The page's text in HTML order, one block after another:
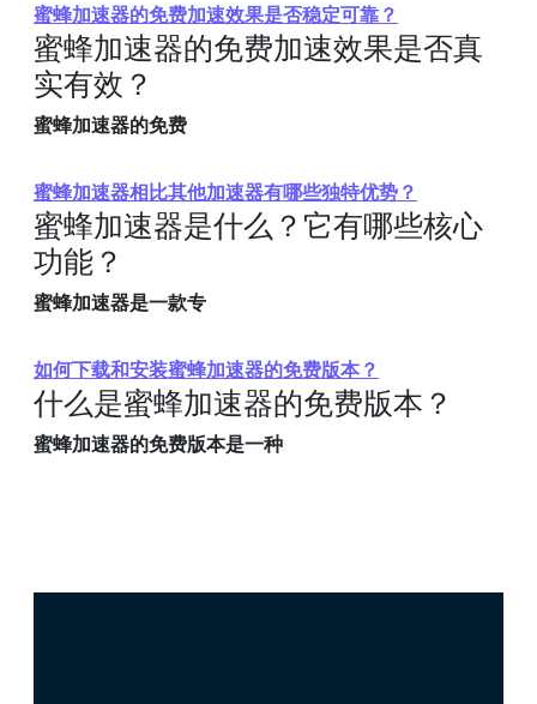
蜜蜂加速器的免费加速效果是否稳定可靠？
蜜蜂加速器的免费加速效果是否真
实有效？
蜜蜂加速器的免费
蜜蜂加速器相比其他加速器有哪些独特优势？
蜜蜂加速器是什么？它有哪些核心
功能？
蜜蜂加速器是一款专
如何下载和安装蜜蜂加速器的免费版本？
什么是蜜蜂加速器的免费版本？
蜜蜂加速器的免费版本是一种